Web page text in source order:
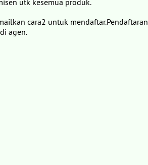
utk kesemua produk.
cara2 untuk mendaftar.Pendaftaran
agen.